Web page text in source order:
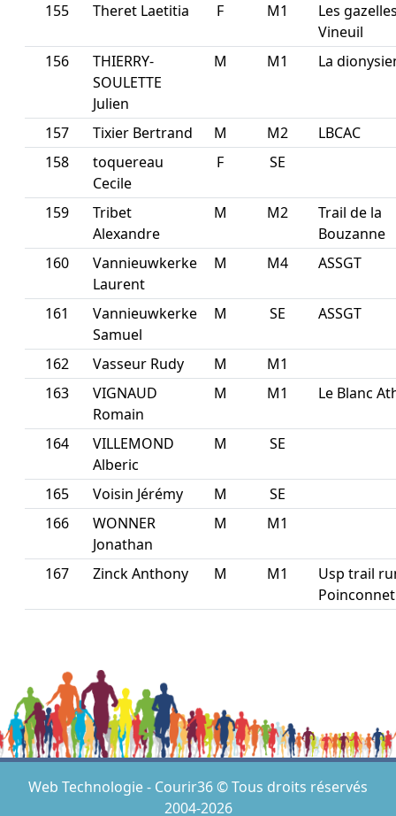
155
Theret Laetitia F M1
Les
Vineuil
156
THIERRY-
SOULETTE
Julien
M M1 La
157 Tixier Bertrand M M2
LBCAC
158
toquereau
Cecile
F SE
159
Tribet
Alexandre
M M2
Trail de la
Bouzanne
160
Vannieuwkerke
Laurent
M M4 ASSGT
161
Vannieuwkerke
Samuel
M SE ASSGT
162 Vasseur Rudy M
M1
163
VIGNAUD
Romain
M M1 Le Blanc
164
VILLEMOND
Alberic
M SE
165 Voisin Jérémy M
SE
166
WONNER
Jonathan
M M1
167 Zinck Anthony M M1
Usp trail
Poinconnet
Web Technologie - Courir36 © Tous droits réservés
2004-2026